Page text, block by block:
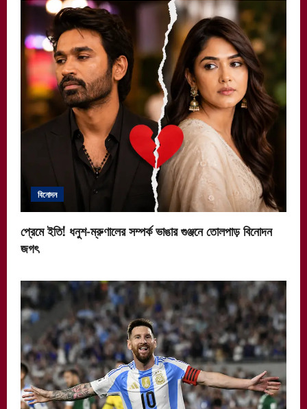
বিনোদন
প্রেমে ইতি! ধনুশ-ম্রুণালের সম্পর্ক ভাঙার গুঞ্জনে তোলপাড় বিনোদন
জগৎ